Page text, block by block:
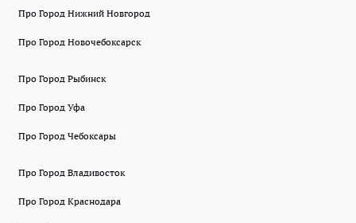
Про Город Нижний Новгород
Про Город Новочебоксарск
Про Город Рыбинск
Про Город Уфа
Про Город Чебоксары
Про Город Владивосток
Про Город Краснодара